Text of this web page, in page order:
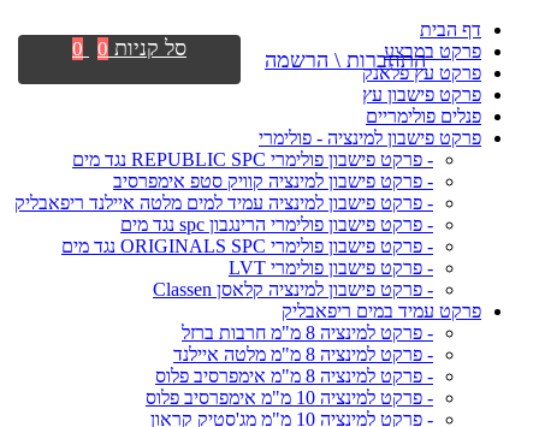
דף הבית
פרקט במבצע
פרקט עץ פלאנק
פרקט פישבון עץ
פנלים פולימריים
פרקט פישבון למינציה - פולימרי
- פרקט פישבון פולימרי REPUBLIC SPC נגד מים
- פרקט פישבון למינציה קוויק סטפ אימפרסיב
- פרקט פישבון למינציה עמיד למים מלטה איילנד ריפאבליק
- פרקט פישבון פולימרי הרינגבון spc נגד מים
- פרקט פישבון פולימרי ORIGINALS SPC נגד מים
- פרקט פישבון פולימרי LVT
- פרקט פישבון למינציה קלאסן Classen
פרקט עמיד במים ריפאבליק
- פרקט למינציה 8 מ"מ חרבות ברזל
- פרקט למינציה 8 מ"מ מלטה איילנד
- פרקט למינציה 8 מ"מ אימפרסיב פלוס
- פרקט למינציה 10 מ"מ אימפרסיב פלוס
- פרקט למינציה 10 מ"מ מג'סטיק קראון
התחברות \ הרשמה סל קניות 0
0